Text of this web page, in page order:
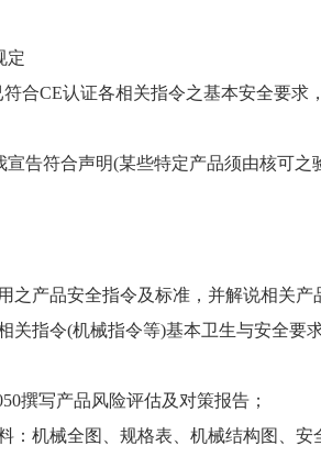
定
合CE认证各相关指令之基本安全要求
告符合声明(某些特定产品须由核可
之产品安全指令及标准，并解说相关产
关指令(机械指令等)基本卫生与安全要
撰写产品风险评估及对策报告；
：机械全图、规格表、机械结构图、